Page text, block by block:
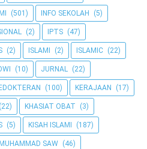
(501) INFO SEKOLAH (5)
(2) IPTS (47)
(2) ISLAMI (2) ISLAMIC (22)
(10) JURNAL (22)
(100) KERAJAAN (17)
(22) KHASIAT OBAT (3)
(5) KISAH ISLAMI (187)
SAW (46)